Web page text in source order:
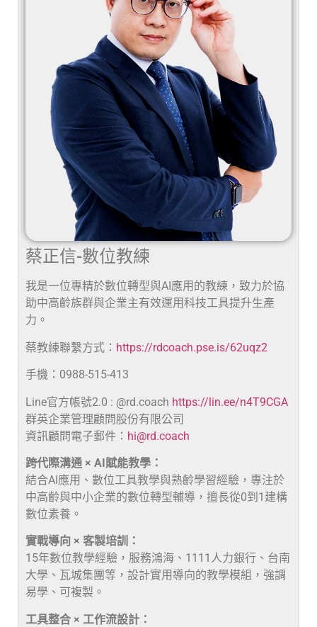
蔡正信-數位教練
我是一位專精於數位轉型與AI應用的教練，致力於協
助中高齡族群與企業主有效運用科技工具提升生產
力。
蔡教練聯繫方式： https://rdcoach.pse.is/62uqz2
手機：0988-515-413
Line官方帳號2.0 : @rd.coach https://lin.ee/n4T9CGA
群英企業管理顧問股份有限公司
資訊顧問電子郵件： hi@rd.coach
跨代際溝通 × AI賦能教學：
結合AI應用、數位工具教學與熟齡學習經驗，專注於
中高齡與中小企業的數位轉型輔導，擅長從0到1建構
數位素養。
實戰導向 × 客製培訓：
15年數位教學經驗，服務鴻海、1111人力銀行、台南
大學、瓦城集團等，設計實用導向的教學模組，強調
易學、可複製。
工具整合 × 工作流設計：